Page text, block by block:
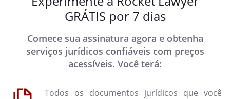
GRÁTIS por 7 dias
Comece sua assinatura agora e obtenha
serviços jurídicos confiáveis com preços
acessíveis. Você terá:
Todos os documentos jurídicos que você